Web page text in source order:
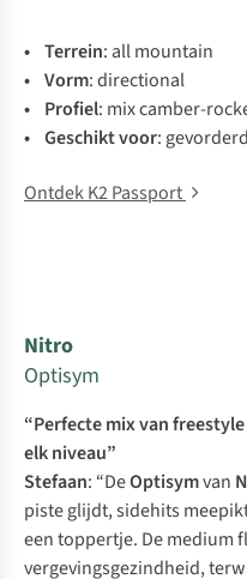
• Terrein: allmountain
• Vorm: directional
• Profiel: mixcamber-
• Geschiktvoor: gev
Ontdek K2 Passport
Nitro
Optisym
“Perfecte mix van
elk niveau”
Stefaan: “DeOptisymvan
piste glijdt,sidehits
een toppertje. De medium
vergevingsgezindheid,